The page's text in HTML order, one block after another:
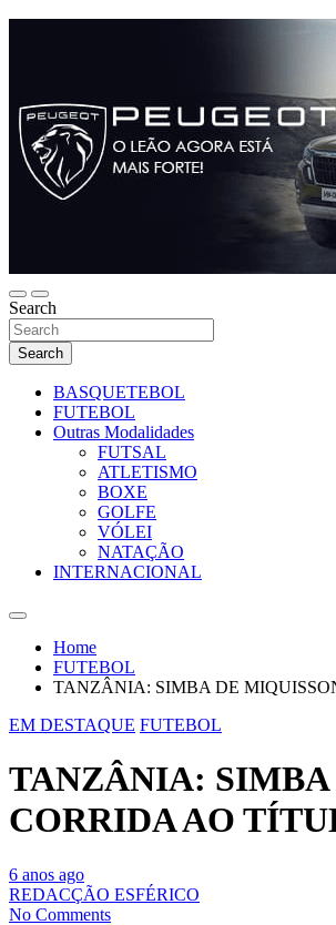
Search
Search
BASQUETEBOL
FUTEBOL
Outras Modalidades
FUTSAL
ATLETISMO
BOXE
GOLFE
VÓLEI
NATAÇÃO
INTERNACIONAL
Home
FUTEBOL
TANZÂNIA: SIMBA DE
EM DESTAQUE FUTEBOL
TANZÂNIA: SIMBA
CORRIDA AO
6 anos ago
REDACÇÃO ESFÉRICO
No Comments